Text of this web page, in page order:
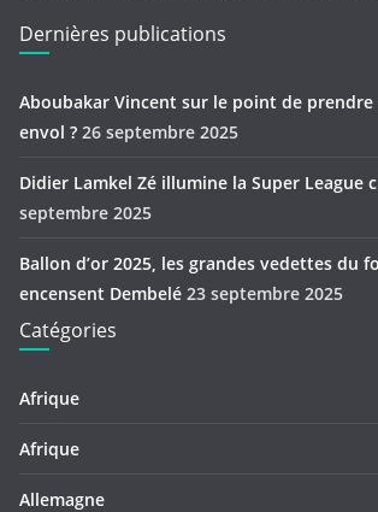
Dernières publications
Aboubakar Vincent sur le point de
envol ? 26 septembre 2025
Didier Lamkel Zé illumine la Super League
septembre 2025
Ballon d’or 2025, les grandes vedettes du
encensent Dembelé 23 septembre 2025
Catégories
Afrique
Afrique
Allemagne